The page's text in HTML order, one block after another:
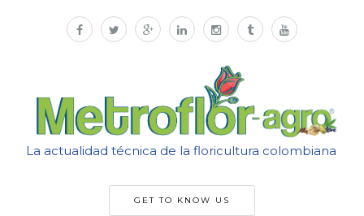
La actualidad técnica de la floricultura colombiana
GET TO KNOW US